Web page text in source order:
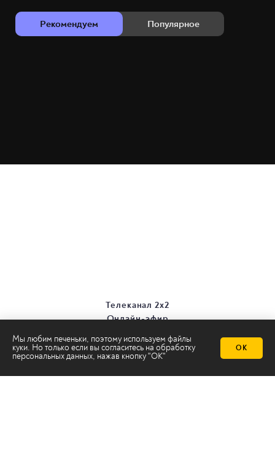
Рекомендуем Популярное
Мы любим печеньки, поэтому используем файлы
куки. Но только если вы согласитесь на обработку
персональных данных, нажав кнопку "ОК"
ОК
Телеканал 2х2
Онлайн-эфир
Все темы